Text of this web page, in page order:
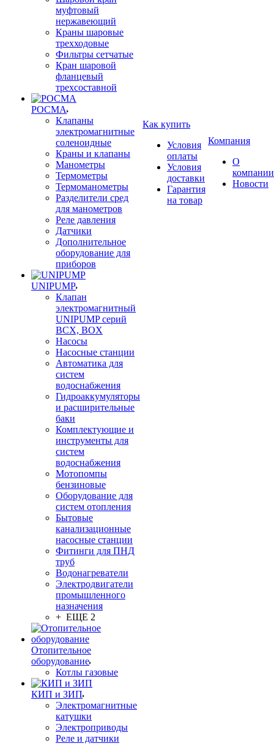
муфтовый
нержавеющий
Краны шаровые
трехходовые
Фильтры сетчатые
Кран шаровой
фланцевый
трехсоставной
РОСМА
Клапаны
электромагнитные
соленоидные
Краны и клапаны
Манометры
Термометры
Термоманометры
Разделители сред
для манометров
Реле давления
Датчики
Дополнительное
оборудование для
приборов
UNIPUMP
Клапан
электромагнитный
UNIPUMP серий
BCX, BOX
Насосы
Насосные станции
Автоматика для
систем
водоснабжения
Гидроаккумуляторы
и расширительные
баки
Комплектующие и
инструменты для
систем
водоснабжения
Мотопомпы
бензиновые
Оборудование для
систем отопления
Бытовые
канализационные
насосные станции
Фитинги для ПНД
труб
Водонагреватели
Электродвигатели
промышленного
назначения
+ ЕЩЕ 2
Отопительное
оборудование
Котлы газовые
КИП и ЗИП
Электромагнитные
катушки
Электроприводы
Реле и датчики
Как купить
Условия
оплаты
Условия
доставки
Гарантия
на товар
Компания
О
компании
Новости